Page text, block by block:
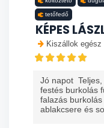
tetőfedő
KÉPES
Kiszállok
Jó napot
festés burkolás
falazás
ablakcsere és